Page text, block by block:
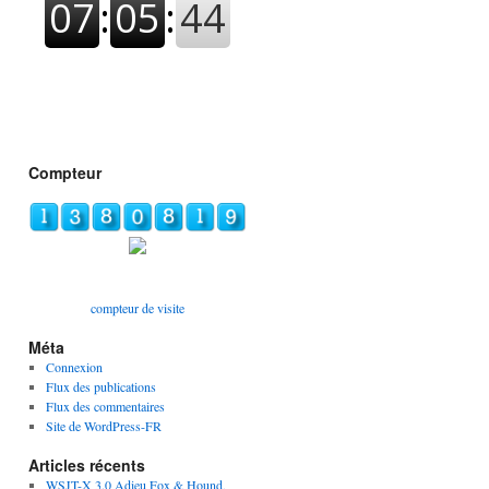
Compteur
compteur de visite
Méta
Connexion
Flux des publications
Flux des commentaires
Site de WordPress-FR
Articles récents
WSJT-X 3.0 Adieu Fox & Hound,